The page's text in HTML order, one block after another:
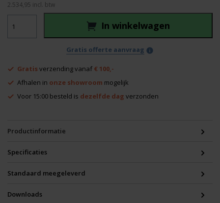
Primus3
HVA
aantal
2.534,95 incl. btw
In winkelwagen
Gratis offerte aanvraag
Gratis verzending vanaf € 100,-
Afhalen in onze showroom mogelijk
Voor 15:00 besteld is dezelfde dag verzonden
Productinformatie
Specificaties
Standaard meegeleverd
Downloads